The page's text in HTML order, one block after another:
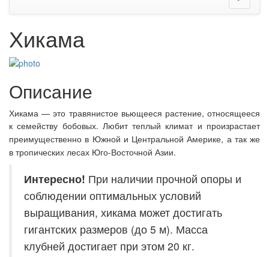
Хикама
Описание
Хикама — это травянистое вьющееся растение, относящееся
к семейству бобовых. Любит теплый климат и произрастает
преимущественно в Южной и Центральной Америке, а так же
в тропических лесах Юго-Восточной Азии.
Интересно! При наличии прочной опоры и
соблюдении оптимальных условий
выращивания, хикама может достигать
гигантских размеров (до 5 м). Масса
клубней достигает при этом 20 кг.